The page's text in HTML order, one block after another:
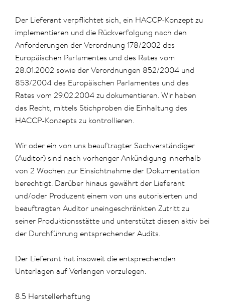
Der Lieferant verpflichtet sich, ein HACCP-Konzept zu
implementieren und die Rückverfolgung nach den
Anforderungen der Verordnung 178/2002 des
Europäischen Parlamentes und des Rates vom
28.01.2002 sowie der Verordnungen 852/2004 und
853/2004 des Europäischen Parlamentes und des
Rates vom 29.02.2004 zu dokumentieren. Wir haben
das Recht, mittels Stichproben die Einhaltung des
HACCP-Konzepts zu kontrollieren.
Wir oder ein von uns beauftragter Sachverständiger
(Auditor) sind nach vorheriger Ankündigung innerhalb
von 2 Wochen zur Einsichtnahme der Dokumentation
berechtigt. Darüber hinaus gewährt der Lieferant
und/oder Produzent einem von uns autorisierten und
beauftragten Auditor uneingeschränkten Zutritt zu
seiner Produktionsstätte und unterstützt diesen aktiv bei
der Durchführung entsprechender Audits.
Der Lieferant hat insoweit die entsprechenden
Unterlagen auf Verlangen vorzulegen.
8.5 Herstellerhaftung